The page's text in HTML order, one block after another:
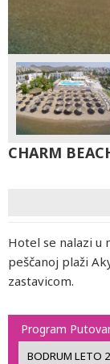
CHARM
Hotel se nalazi u
peščanoj plaži
zastavicom.
Program